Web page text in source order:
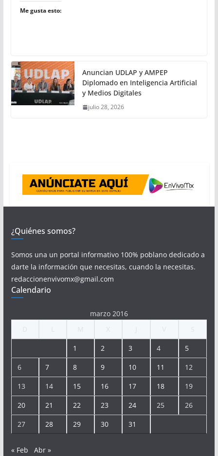
Me gusta esto:
Anuncian UDLAP y AMPEP
Diplomado en Inteligencia Artificial
y Medios Digitales
julio 28, 2026
¿Quiénes somos?
Somos una un portal informativo 100% poblano dedicado a
darte la información que necesitas, cuando la necesitas.
redaccionenvivomx@gmail.com
Calendario
marzo 2016
1 2 3 4 5
6 7 8 9 10 11 12
13 14 15 16 17 18 19
20 21 22 23 24 25 26
27 28 29 30 31
« Feb Abr »